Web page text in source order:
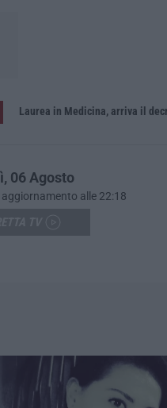
Laurea in Medicina, arriva il
06 Agosto
alle 22:18